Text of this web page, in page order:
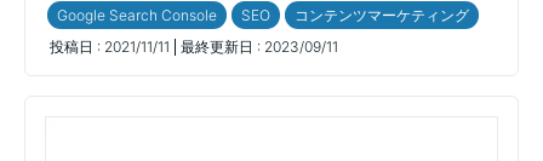
Google Search Console SEO
コンテンツマーケティング
投稿日 : 2021/11/11 最終更新日 : 2023/09/11